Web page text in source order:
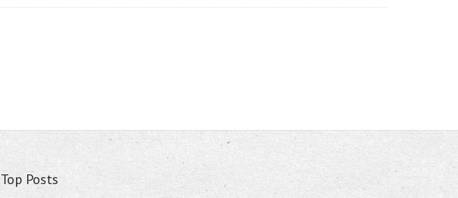
Top Posts